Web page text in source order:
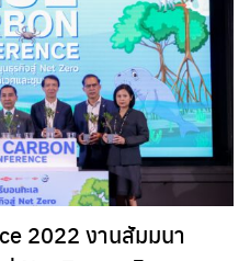
2022 งานสัมมนา